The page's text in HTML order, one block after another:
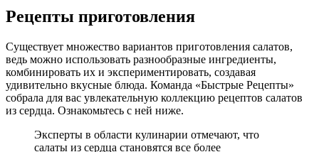
Рецепты приготовления
Существует множество вариантов приготовления салатов,
ведь можно использовать разнообразные ингредиенты,
комбинировать их и экспериментировать, создавая
удивительно вкусные блюда. Команда «Быстрые Рецепты»
собрала для вас увлекательную коллекцию рецептов салатов
из сердца. Ознакомьтесь с ней ниже.
Эксперты в области кулинарии отмечают, что
салаты из сердца становятся все более